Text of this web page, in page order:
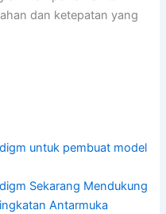
dan ketepatan yang
untuk pembuat model
Sekarang Mendukung
Antarmuka